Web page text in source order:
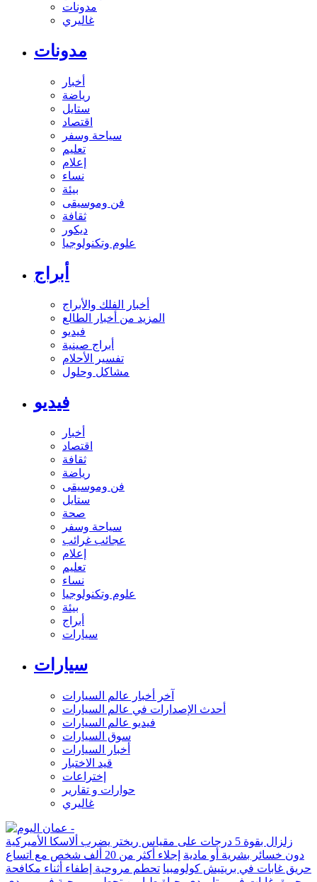
مدونات
غاليري
مدونات
أخبار
رياضة
ستايل
اقتصاد
سياحة وسفر
تعليم
إعلام
نساء
بيئة
فن وموسيقى
ثقافة
ديكور
علوم وتكنولوجيا
أبراج
أخبار الفلك والأبراج
المزيد من أخبار الطالع
فيديو
أبراج صينية
تفسير الأحلام
مشاكل وحلول
فيديو
أخبار
اقتصاد
ثقافة
رياضة
فن وموسيقى
ستايل
صحة
سياحة وسفر
عجائب غرائب
إعلام
تعليم
نساء
علوم وتكنولوجيا
بيئة
أبراج
سيارات
سيارات
آخر أخبار عالم السيارات
أحدث الإصدارات في عالم السيارات
فيديو عالم السيارات
سوق السيارات
أخبار السيارات
قيد الاختبار
إختراعات
حوارات و تقارير
غاليري
زلزال بقوة 5 درجات على مقياس ريختر يضرب ألاسكا الأميركية
دون خسائر بشرية أو مادية
إجلاء أكثر من 20 ألف شخص مع اتساع
حريق غابات في بريتيش كولومبيا تحطم مروحية إطفاء أثناء مكافحة